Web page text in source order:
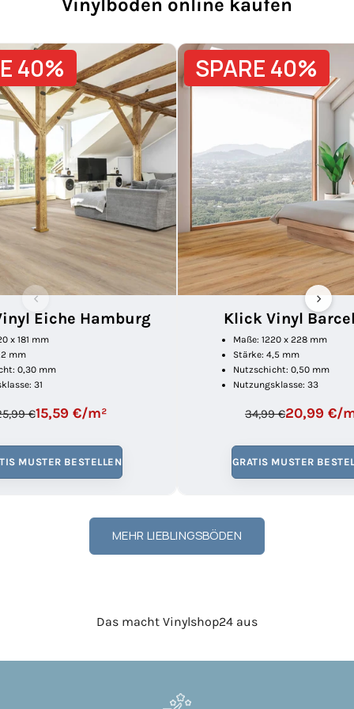
Vinylboden online kaufen
‹
40%
Eiche Hamburg
x 181 mm
mm
0,30 mm
31
€15,59 €/m²
MUSTER BESTELLEN
SPARE 40%
Klick Vinyl
Maße: 1220 x 228 mm
Stärke: 4,5 mm
Nutzschicht: 0,50 mm
Nutzungsklasse: 33
34,99 €20,99 €/
GRATIS MUSTER
MEHR LIEBLINGSBÖDEN
›
Das macht Vinylshop24 aus